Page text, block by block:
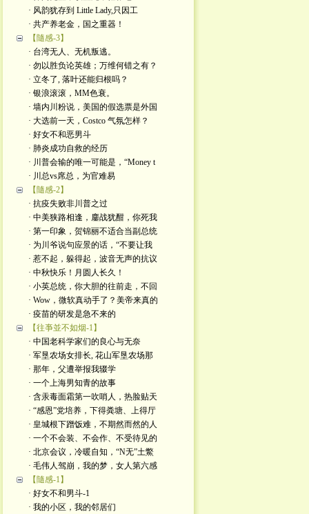
· 风韵犹存到 Little Lady,只因工
· 共产养老金，国之重器！
【隨感-3】
· 台湾无人、无机叛逃。
· 勿以胜负论英雄；万维何错之有？
· 立冬了, 落叶还能归根吗？
· 银浪滚滚，MM色衰。
· 墙内川粉说，美国的假选票是外国
· 大选前一天，Costco 气氛怎样？
· 好女不和恶男斗
· 肺炎成功自救的经历
· 川普会输的唯一可能是，“Money t
· 川总vs席总，为官难易
【隨感-2】
· 抗疫失败非川普之过
· 中美狭路相逢，鏖战犹酣，你死我
· 第一印象，贺锦丽不适合当副总统
· 为川爷说句应景的话，“不要让我
· 惹不起，躲得起，波音无声的抗议
· 中秋快乐！月圆人长久！
· 小英总统，你大胆的往前走，不回
· Wow，微软真动手了？美帝来真的
· 疫苗的研发是急不来的
【往亊並不如烟-1】
· 中国老科学家们的良心与无奈
· 军垦农场女排长, 花山军垦农场那
· 那年，父遭举报我辍学
· 一个上海男知青的故事
· 含汞毒面霜第一吹哨人，热脸贴天
· “感恩”党培养，下得粪塘、上得厅
· 皇城根下蹭饭难，不期然而然的人
· 一个不会装、不会作、不受待见的
· 北京会议，冷暖自知，“N无”土鱉
· 毛伟人驾崩，我的梦，女人第六感
【隨感-1】
· 好女不和男斗-1
· 我的小区，我的邻居们